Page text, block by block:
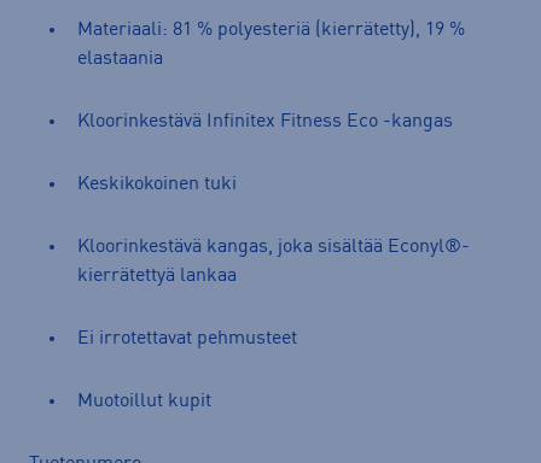
Materiaali: 81 % polyesteriä (kierrätetty), 19 %
elastaania
Kloorinkestävä Infinitex Fitness Eco -kangas
Keskikokoinen tuki
Kloorinkestävä kangas, joka sisältää Econyl®-
kierrätettyä lankaa
Ei irrotettavat pehmusteet
Muotoillut kupit